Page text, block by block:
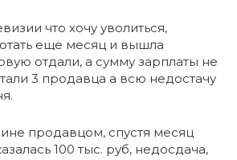
что хочу уволиться,
еще месяц и вышла
отдали, а сумму зарплаты не
3 продавца а всю недостачу
продавцом, спустя месяц
100 тыс. руб, недосдача,